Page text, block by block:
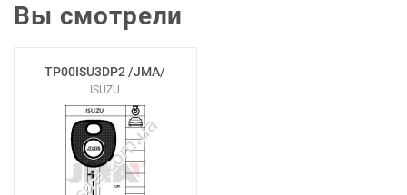
Вы смотрели
TP00ISU3DP2 /JMA/
ISUZU